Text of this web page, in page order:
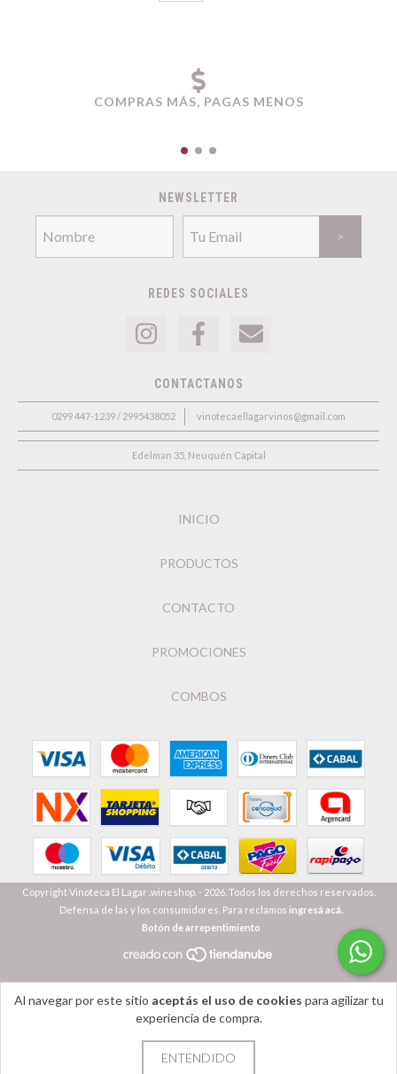
Al navegar por este sitio aceptás el uso de cookies para agilizar tu
experiencia de compra.
ENTENDIDO
COMPRAS MÁS, PAGAS MENOS
NEWSLETTER
REDES SOCIALES
CONTACTANOS
0299 447-1239 / 2995438052 vinotecaellagarvinos@gmail.com
Edelman 35, Neuquén Capital
INICIO
PRODUCTOS
CONTACTO
PROMOCIONES
COMBOS
Copyright Vinoteca El Lagar .wineshop. - 2026. Todos los derechos reservados.
Defensa de las y los consumidores. Para reclamos ingresá acá.
Botón de arrepentimiento